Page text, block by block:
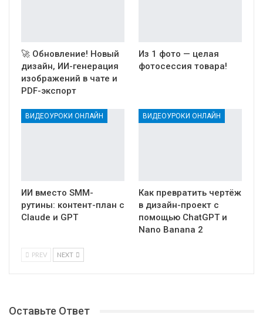
🚀 Обновление! Новый
дизайн, ИИ-генерация
изображений в чате и
PDF-экспорт
Из 1 фото — целая
фотосессия товара!
ВИДЕОУРОКИ ОНЛАЙН
ИИ вместо SMM-
рутины: контент-план с
Claude и GPT
ВИДЕОУРОКИ ОНЛАЙН
Как превратить чертёж
в дизайн-проект с
помощью ChatGPT и
Nano Banana 2
PREV NEXT
Оставьте Ответ